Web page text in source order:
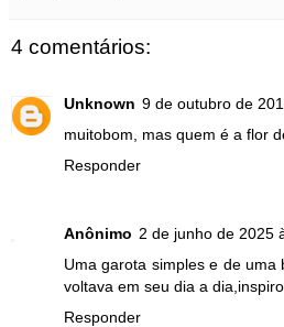
4 comentários:
Unknown 9 de outubro de
muitobom, mas quem é a flor
Responder
Anônimo 2 de junho de 2025
Uma garota simples e de uma
voltava em seu dia a
Responder